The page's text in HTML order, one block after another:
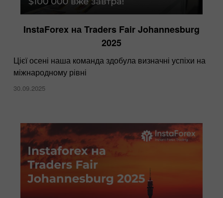
InstaForex на Traders Fair Johannesburg
2025
Цієї осені наша команда здобула визначні успіхи на
міжнародному рівні
30.09.2025